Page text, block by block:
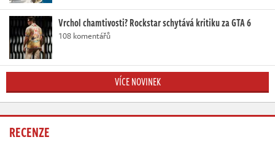
Vrchol chamtivosti? Rockstar schytává kritiku za GTA 6
108 komentářů
VÍCE NOVINEK
RECENZE